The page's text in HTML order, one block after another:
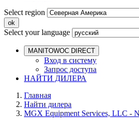
Select region
Select your language
MANITOWOC DIRECT
Вход в систему
Запрос доступа
НАЙТИ ДИЛЕРА
Главная
Найти дилера
MGX Equipment Services, LLC -